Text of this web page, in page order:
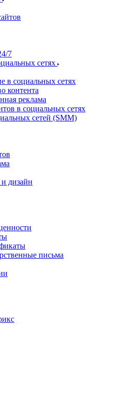
7
сетях
в социальных сетях
контента
реклама
в социальных сетях
сетей (SMM)
и дизайн
письма